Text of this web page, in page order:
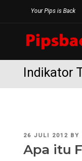
Your Pips is Back
Indikator
POSTED
26 JULI 2012 BY
Apa itu